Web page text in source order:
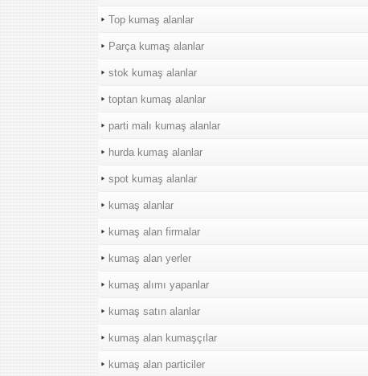
Top kumaş alanlar
Parça kumaş alanlar
stok kumaş alanlar
toptan kumaş alanlar
parti malı kumaş alanlar
hurda kumaş alanlar
spot kumaş alanlar
kumaş alanlar
kumaş alan firmalar
kumaş alan yerler
kumaş alımı yapanlar
kumaş satın alanlar
kumaş alan kumaşçılar
kumaş alan particiler